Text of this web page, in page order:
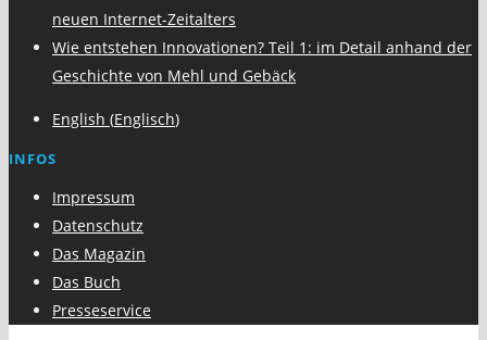
neuen Internet-Zeitalters
Wie entstehen Innovationen? Teil 1: im Detail anhand der
Geschichte von Mehl und Gebäck
English (Englisch)
INFOS
Impressum
Datenschutz
Das Magazin
Das Buch
Presseservice